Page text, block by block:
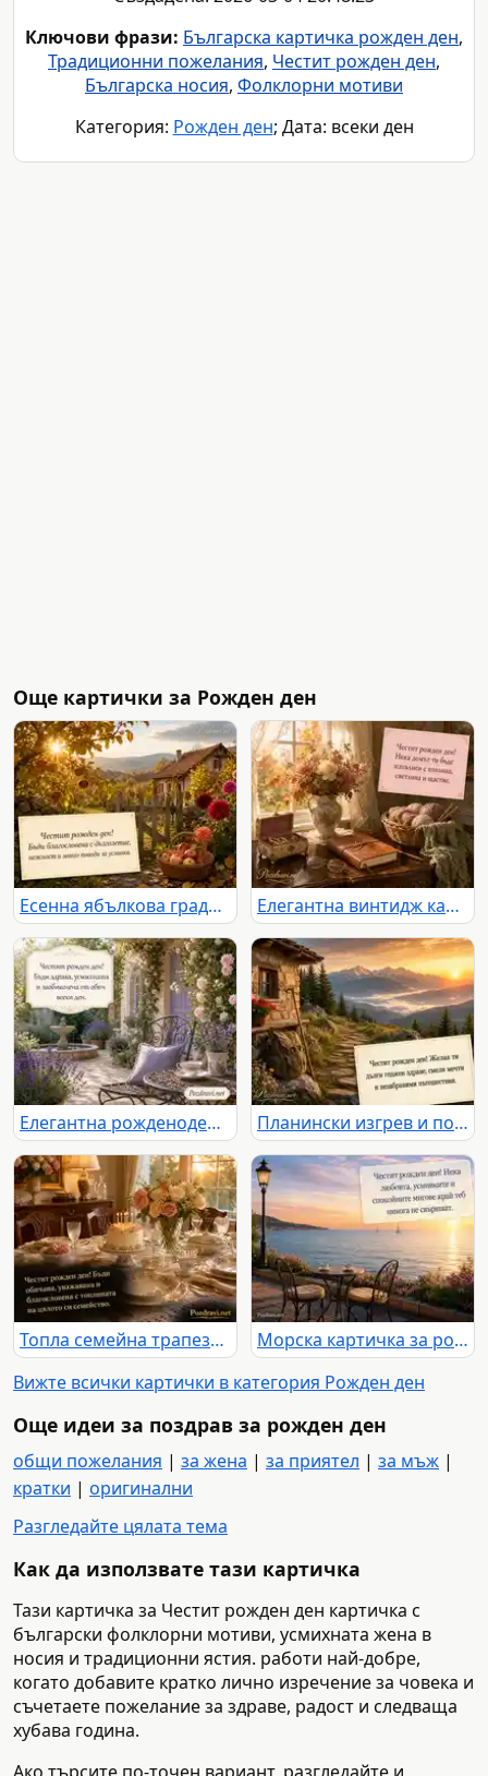
Ключови фрази: Българска картичка рожден ден,
Традиционни пожелания, Честит рожден ден,
Българска носия, Фолклорни мотиви
Категория: Рожден ден; Дата: всеки ден
Още картички за Рожден ден
Есенна ябълкова градина с пожелание за дълголетие и много усмивки Елегантна винтидж картичка за рожден ден с цветя, уют и топло пожелание
Елегантна рожденоденска картичка с лавандула, рози и фонтан Планински изгрев и пожелание за здраве, смели мечти и незабравими пътешествия
Топла семейна трапеза с торта и нежен поздрав за рожден ден
Морска картичка за рожден ден с любов, спокойствие и споделени години
Вижте всички картички в категория Рожден ден
Още идеи за поздрав за рожден ден
общи пожелания | за жена | за приятел | за мъж |
кратки | оригинални
Разгледайте цялата тема
Как да използвате тази картичка
Тази картичка за Честит рожден ден картичка с
български фолклорни мотиви, усмихната жена в
носия и традиционни ястия. работи най-добре,
когато добавите кратко лично изречение за човека и
съчетаете пожелание за здраве, радост и следваща
хубава година.